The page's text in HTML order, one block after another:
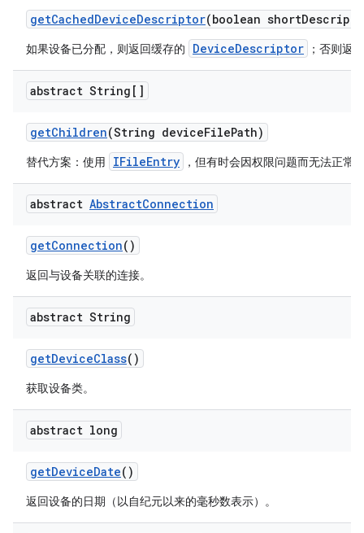
getCachedDeviceDescriptor(boolean short
如果设备已分配，则返回缓存的 DeviceDescriptor ；否则返
abstract String[]
getChildren(String deviceFilePath)
替代方案：使用 IFileEntry ，但有时会因权限问题而无法正常
abstract AbstractConnection
getConnection()
返回与设备关联的连接。
abstract String
getDeviceClass()
获取设备类。
abstract long
getDeviceDate()
返回设备的日期（以自纪元以来的毫秒数表示）。